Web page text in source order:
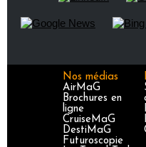
Nos médias
AirMaG
Brochures en
ligne
CruiseMaG
DestiMaG
Futuroscopie